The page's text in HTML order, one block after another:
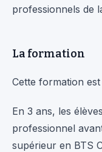
professionnels de
La formation
Cette formation
En 3 ans, les
professionnel
supérieur en BTS